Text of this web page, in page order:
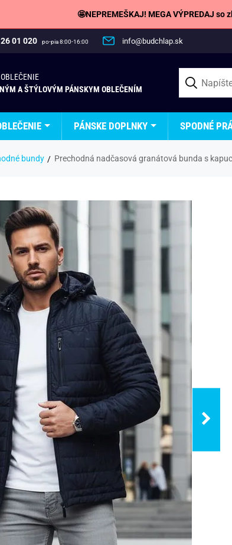
🤩NEPREMEŠKAJ! MEGA VÝPREDAJ
01 020 po-pia 8:00-16:00 info@budchlap.sk
A ŠTÝLOVÝM PÁNSKYM OBLEČENÍM
PÁNSKE DOPLNKY SPODNÉ
bundy Prechodná nadčasová granátová bunda s